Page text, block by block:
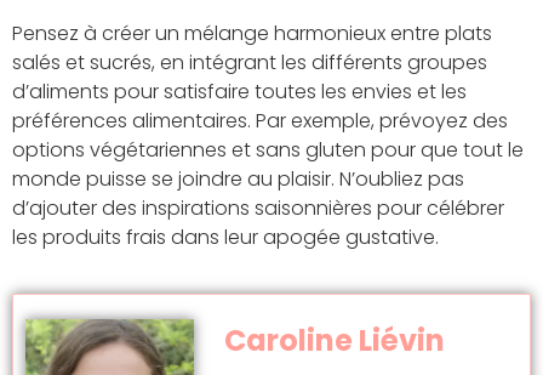
Pensez à créer un mélange harmonieux entre plats
salés et sucrés, en intégrant les différents groupes
d’aliments pour satisfaire toutes les envies et les
préférences alimentaires. Par exemple, prévoyez des
options végétariennes et sans gluten pour que tout le
monde puisse se joindre au plaisir. N’oubliez pas
d’ajouter des inspirations saisonnières pour célébrer
les produits frais dans leur apogée gustative.
Caroline Liévin